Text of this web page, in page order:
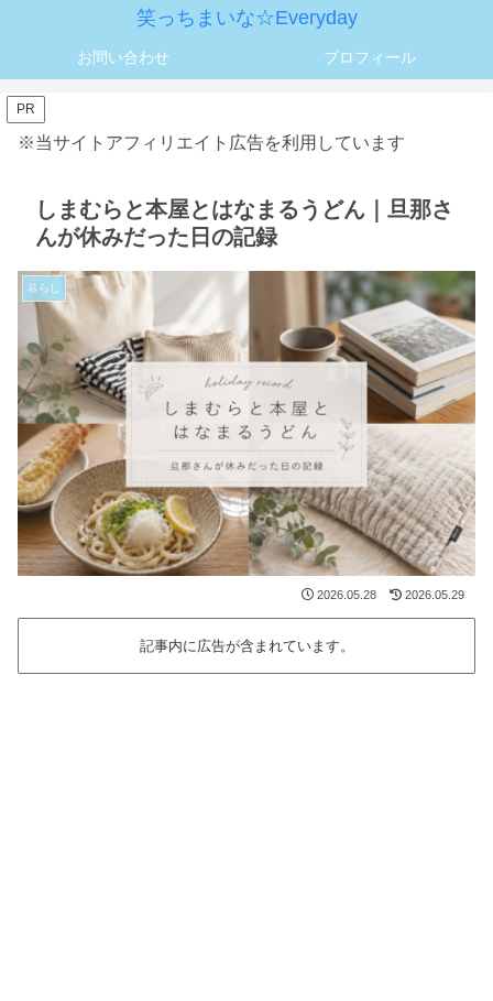
笑っちまいな☆Everyday
お問い合わせ プロフィール
PR
※当サイトアフィリエイト広告を利用しています
しまむらと本屋とはなまるうどん｜旦那さ
んが休みだった日の記録
暮らし
2026.05.28 2026.05.29
記事内に広告が含まれています。